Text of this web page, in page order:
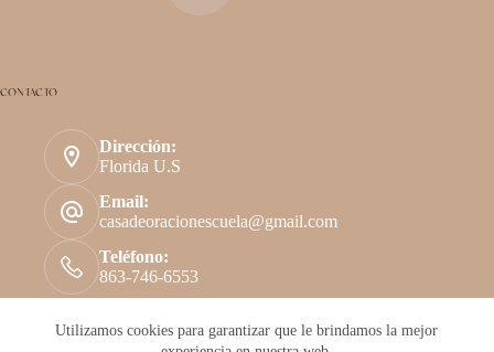
Utilizamos cookies para garantizar que le brindamos la mejor
CONTACTO
Dirección:
Florida U.S
Email:
casadeoracionescuela@gmail.com
Teléfono:
863-746-6553